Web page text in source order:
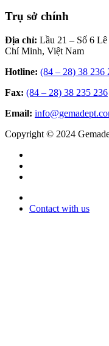
Trụ sở chính
Địa chỉ: Lầu 21 – Số 6
Chí Minh, Việt Nam
Hotline: (84 – 28) 38 236
Fax: (84 – 28) 38 235 236
Email:
Copyright © 2024
Contact with us